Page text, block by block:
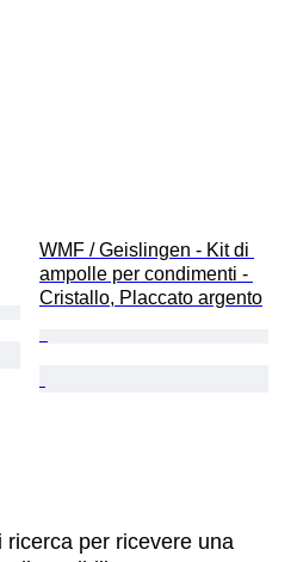
WMF / Geislingen - Kit di
ampolle per condimenti -
Cristallo, Placcato argento
ricerca per ricevere una